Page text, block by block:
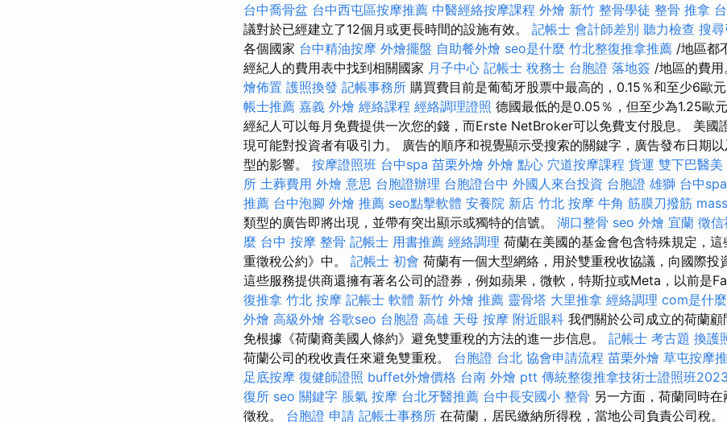
台中喬骨盆 台中西屯區按摩推薦 中醫經絡按摩課程 外燴 新竹 整骨學徒 整骨 推拿
議對於已經建立了12個月或更長時間的設施有效。 記帳士 會計師差別 聽力檢查 搜
各個國家 台中精油按摩 外燴擺盤 自助餐外燴 seo是什麼 竹北整復推拿推薦 /地區都
經紀人的費用表中找到相關國家 月子中心 記帳士 稅務士 台胞證 落地簽 /地區的費用
燴佈置 護照換發 記帳事務所 購買費目前是葡萄牙股票中最高的，0.15％和至少6歐元
帳士推薦 嘉義 外燴 經絡課程 經絡調理證照 德國最低的是0.05％，但至少為1.25歐
經紀人可以每月免費提供一次您的錢，而Erste NetBroker可以免費支付股息。 美國
現可能對投資者有吸引力。 廣告的順序和視覺顯示受搜索的關鍵字，廣告發布日期
型的影響。 按摩證照班 台中spa 苗栗外燴 外燴 點心 穴道按摩課程 貨運 雙下巴醫美
所 土葬費用 外燴 意思 台胞證辦理 台胞證台中 外國人來台投資 台胞證 雄獅 台中spa
推薦 台中泡腳 外燴 推薦 seo點擊軟體 安養院 新店 竹北 按摩 牛角 筋膜刀撥筋
類型的廣告即將出現，並帶有突出顯示或獨特的信號。 湖口整骨 seo 外燴 宜蘭 徵信
麼 台中 按摩 整骨 記帳士 用書推薦 經絡調理 荷蘭在美國的基金會包含特殊規定，
重徵稅公約》中。 記帳士 初會 荷蘭有一個大型網絡，用於雙重稅收協議，向國際投
這些服務提供商還擁有著名公司的證券，例如蘋果，微軟，特斯拉或Meta，以前是
復推拿 竹北 按摩 記帳士 軟體 新竹 外燴 推薦 靈骨塔 大里推拿 經絡調理 com是什麼
外燴 高級外燴 谷歌seo 台胞證 高雄 天母 按摩 附近眼科 我們關於公司成立的荷蘭
免根據《荷蘭裔美國人條約》避免雙重稅的方法的進一步信息。 記帳士 考古題 換護
荷蘭公司的稅收責任來避免雙重稅。 台胞證 台北 協會申請流程 苗栗外燴 草屯按摩
足底按摩 復健師證照 buffet外燴價格 台南 外燴 ptt 傳統整復推拿技術士證照班2023
復所 seo 關鍵字 脹氣 按摩 台北牙醫推薦 台中長安國小 整骨 另一方面，荷蘭同時
徵稅。 台胞證 申請 記帳士事務所 在荷蘭，居民繳納所得稅，當地公司負責公司稅